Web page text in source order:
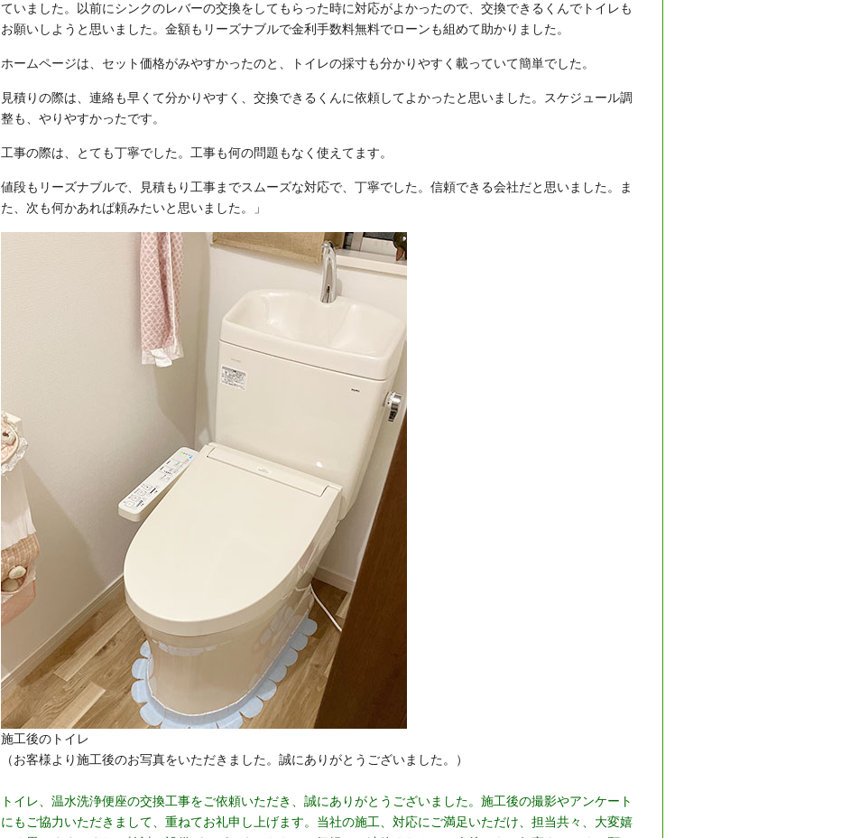
ていました。以前にシンクのレバーの交換をしてもらった時に対応がよかったので、交換できるくんでトイレも
お願いしようと思いました。金額もリーズナブルで金利手数料無料でローンも組めて助かりました。
ホームページは、セット価格がみやすかったのと、トイレの採寸も分かりやすく載っていて簡単でした。
見積りの際は、連絡も早くて分かりやすく、交換できるくんに依頼してよかったと思いました。スケジュール調
整も、やりやすかったです。
工事の際は、とても丁寧でした。工事も何の問題もなく使えてます。
値段もリーズナブルで、見積もり工事までスムーズな対応で、丁寧でした。信頼できる会社だと思いました。ま
た、次も何かあれば頼みたいと思いました。」
施工後のトイレ
（お客様より施工後のお写真をいただきました。誠にありがとうございました。）
トイレ、温水洗浄便座の交換工事をご依頼いただき、誠にありがとうございました。施工後の撮影やアンケート
にもご協力いただきまして、重ねてお礼申し上げます。当社の施工、対応にご満足いただけ、担当共々、大変嬉